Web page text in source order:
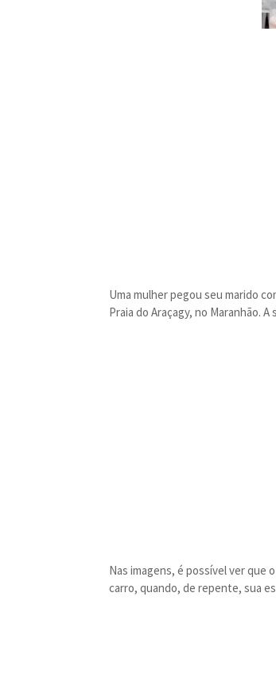
Uma mulher pegou seu marido
Praia do Araçagy, no Maranhão.
Nas imagens, é possível ver que
carro, quando, de repente, sua